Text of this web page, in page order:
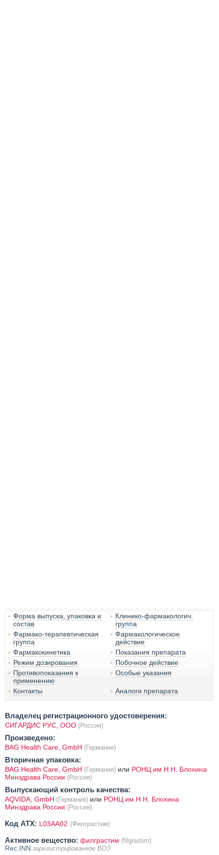
Форма выпуска, упаковка и
состав
Клинико-фармакологич.
группа
Фармако-терапевтическая
группа
Фармакологическое
действие
Фармакокинетика
Показания препарата
Режим дозирования
Побочное действие
Противопоказания к
применению
Особые указания
Контакты Аналоги препарата
Владелец регистрационного удостоверения:
СИГАРДИС РУС, ООО (Россия)
Произведено:
BAG Health Care, GmbH (Германия)
Вторичная упаковка:
BAG Health Care, GmbH (Германия) или РОНЦ им.Н.Н. Блохина
Минздрава России (Россия)
Выпускающий контроль качества:
AQVIDA, GmbH (Германия) или РОНЦ им.Н.Н. Блохина
Минздрава России (Россия)
Код ATX: L03AA02 (Филграстим)
Активное вещество: филграстим (filgrastim)
Rec.INN зарегистрированное ВОЗ